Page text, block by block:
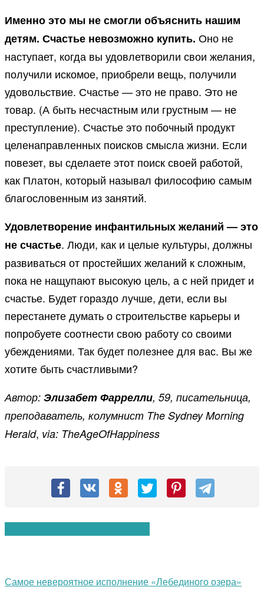
Именно это мы не смогли объяснить нашим
детям. Счастье невозможно купить. Оно не
наступает, когда вы удовлетворили свои желания,
получили искомое, приобрели вещь, получили
удовольствие. Счастье — это не право. Это не
товар. (А быть несчастным или грустным — не
преступление). Счастье это побочный продукт
целенаправленных поисков смысла жизни. Если
повезет, вы сделаете этот поиск своей работой,
как Платон, который называл философию самым
благословенным из занятий.
Удовлетворение инфантильных желаний — это
не счастье. Люди, как и целые культуры, должны
развиваться от простейших желаний к сложным,
пока не нащупают высокую цель, а с ней придет и
счастье. Будет гораздо лучше, дети, если вы
перестанете думать о строительстве карьеры и
попробуете соотнести свою работу со своими
убеждениями. Так будет полезнее для вас. Вы же
хотите быть счастливыми?
Автор: Элизабет Фаррелли, 59, писательница,
преподаватель, колумнист The Sydney Morning
Herald, via: TheAgeOfHappiness
Самое невероятное исполнение «Лебединого озера»